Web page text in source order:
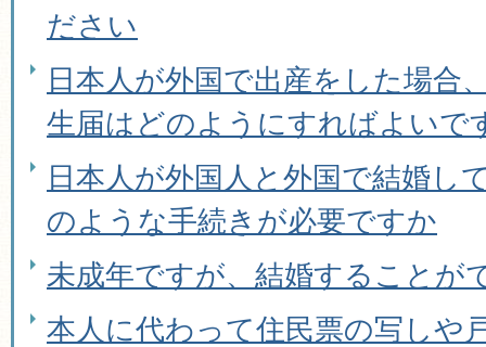
ださい
日本人が外国で出産をした場合
生届はどのようにすればよいで
日本人が外国人と外国で結婚し
のような手続きが必要ですか
未成年ですが、結婚することが
本人に代わって住民票の写しや